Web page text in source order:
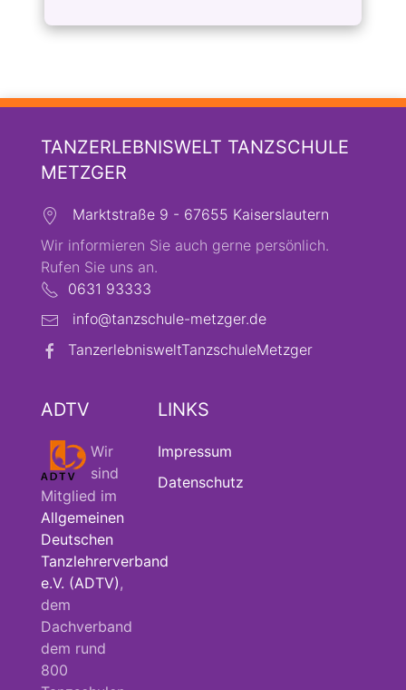
TANZERLEBNISWELT TANZSCHULE
METZGER
Marktstraße 9 - 67655 Kaiserslautern
Wir informieren Sie auch gerne persönlich.
Rufen Sie uns an.
0631 93333
info@tanzschule-metzger.de
TanzerlebnisweltTanzschuleMetzger
ADTV
Wir
sind
Mitglied im
Allgemeinen
Deutschen
Tanzlehrerverband
e.V. (ADTV) ,
dem
Dachverband
dem rund
800
LINKS
Impressum
Datenschutz